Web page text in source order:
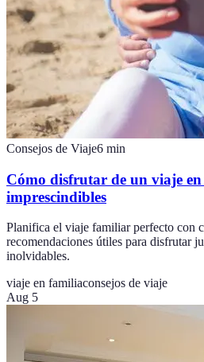
Consejos de Viaje6 min
Cómo disfrutar de un viaje
imprescindibles
Planifica el viaje familiar perfecto con
recomendaciones útiles para disfrutar
inolvidables.
viaje en familiaconsejos de viaje
Aug 5